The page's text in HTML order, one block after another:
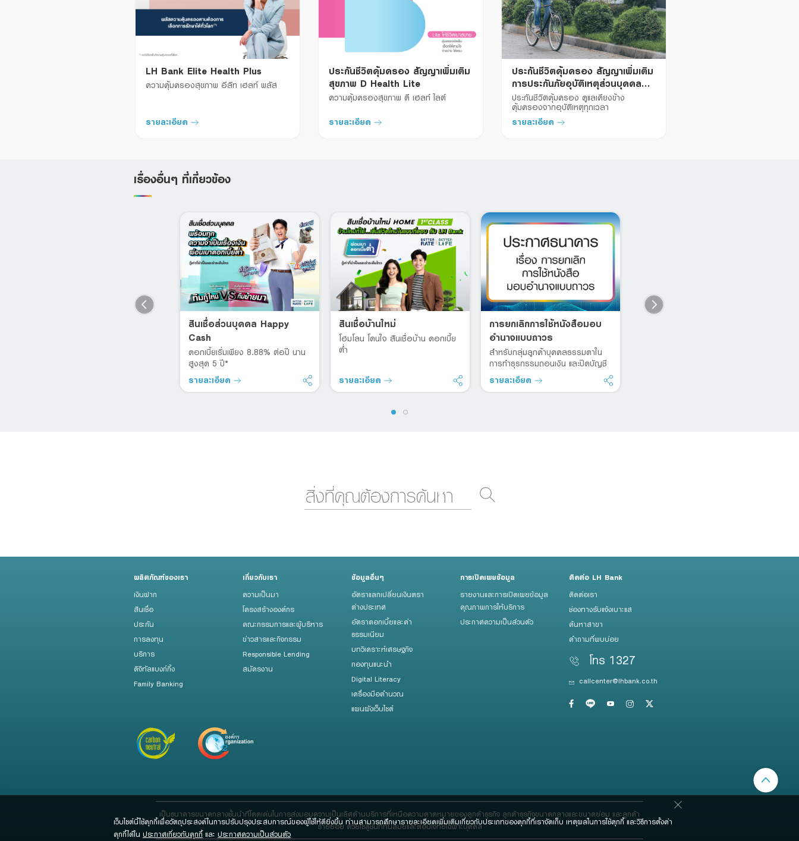
LH Bank Elite Health Plus
ความคุ้มครองสุขภาพ อีลิท เฮลท์ พลัส
รายละเอียด
ประกันชีวิตคุ้มครอง สัญญาเพิ่มเติม
สุขภาพ D Health Lite
ความคุ้มครองสุขภาพ ดี เฮลท์ ไลต์
รายละเอียด
ประกันชีวิตคุ้มครอง สัญญาเพิ่มเติม
การประกันภัยอุบัติเหตุส่วนบุคคล
PA Rider
ประกันชีวิตคุ้มครอง ดูแลเคียงข้าง
คุ้มครองจากอุบัติเหตุทุกเวลา
รายละเอียด
เรื่องอื่นๆ ที่เกี่ยวข้อง
สินเชื่อส่วนบุคคล Happy
Cash
ดอกเบี้ยเริ่มเพียง 8.88% ต่อปี นาน
สูงสุด 5 ปี*
รายละเอียด
สินเชื่อบ้านใหม่
โฮมโลน โดนใจ สินเชื่อบ้าน ดอกเบี้ย
ต่ำ
รายละเอียด
การยกเลิกการใช้หนังสือมอบ
อำนาจแบบถาวร
สำหรับกลุ่มลูกค้าบุคคลธรรมดาใน
การทำธุรกรรมถอนเงิน และปิดบัญชี
รายละเอียด
ผลิตภัณฑ์ของเรา
เงินฝาก
สินเชื่อ
ประกัน
การลงทุน
บริการ
ดิจิทัลแบงก์กิ้ง
Family Banking
เกี่ยวกับเรา
ความเป็นมา
โครงสร้างองค์กร
คณะกรรมการและผู้บริหาร
ข่าวสารและกิจกรรม
Responsible Lending
สมัครงาน
ข้อมูลอื่นๆ
อัตราแลกเปลี่ยนเงินตรา
ต่างประเทศ
อัตราดอกเบี้ยและค่า
ธรรมเนียม
บทวิเคราะห์เศรษฐกิจ
กองทุนแนะนำ
Digital Literacy
เครื่องมือคำนวณ
แผนผังเว็บไซต์
การเปิดเผยข้อมูล
รายงานและการเปิดเผยข้อมูล
คุณภาพการให้บริการ
ประกาศความเป็นส่วนตัว
ติดต่อ LH Bank
ติดต่อเรา
ช่องทางรับแจ้งเบาะแส
ค้นหาสาขา
คำถามที่พบบ่อย
โทร 1327
callcenter@lhbank.co.th
เป็นธนาคารขนาดกลางชั้นนำที่โดดเด่นในการส่งมอบความเป็นเลิศด้านบริการที่เหนือความคาดหมายของลูกค้าธุรกิจ ลูกค้าธุรกิจขนาดกลางและขนาดย่อม และลูกค้า
รายย่อย ด้วยโซลูชันที่ทันสมัยและตอบโจทย์เฉพาะบุคคล
เว็บไซต์นี้ใช้คุกกี้เพื่อวัตถุประสงค์ในการปรับปรุงประสบการณ์ของผู้ใช้ให้ดียิ่งขึ้น ท่านสามารถศึกษารายละเอียดเพิ่มเติมเกี่ยวกับประเภทของคุกกี้ที่เราจัดเก็บ เหตุผลในการใช้คุกกี้ และวิธีการตั้งค่า
คุกกี้ได้ใน ประกาศเกี่ยวกับคุกกี้และ ประกาศความเป็นส่วนตัว